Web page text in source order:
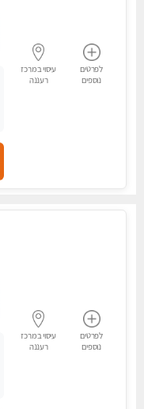
לפרטים
נוספים
עיסוי במרכז
רעננה
לפרטים
נוספים
עיסוי במרכז
רעננה